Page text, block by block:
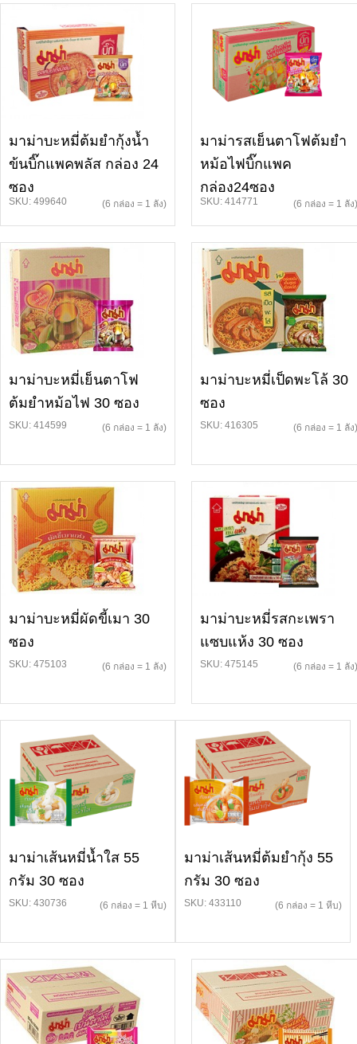
มาม่าบะหมี่ต้มยำกุ้งน้ำ
ข้นบิ๊กแพคพลัส กล่อง 24
ซอง
SKU: 499640 (6 กล่อง = 1 ลัง)
มาม่ารสเย็นตาโฟต้มยำ
หม้อไฟบิ๊กแพค
กล่อง24ซอง
SKU: 414771 (6 กล่อง = 1 ลัง)
มาม่าบะหมี่เย็นตาโฟ
ต้มยำหม้อไฟ 30 ซอง
SKU: 414599 (6 กล่อง = 1 ลัง)
มาม่าบะหมี่เป็ดพะโล้ 30
ซอง
SKU: 416305 (6 กล่อง = 1 ลัง)
มาม่าบะหมี่ผัดขี้เมา 30
ซอง
SKU: 475103 (6 กล่อง = 1 ลัง)
มาม่าบะหมี่รสกะเพรา
แซบแห้ง 30 ซอง
SKU: 475145 (6 กล่อง = 1 ลัง)
มาม่าเส้นหมี่น้ำใส 55
กรัม 30 ซอง
SKU: 430736 (6 กล่อง = 1 หีบ)
มาม่าเส้นหมี่ต้มยำกุ้ง 55
กรัม 30 ซอง
SKU: 433110 (6 กล่อง = 1 หีบ)